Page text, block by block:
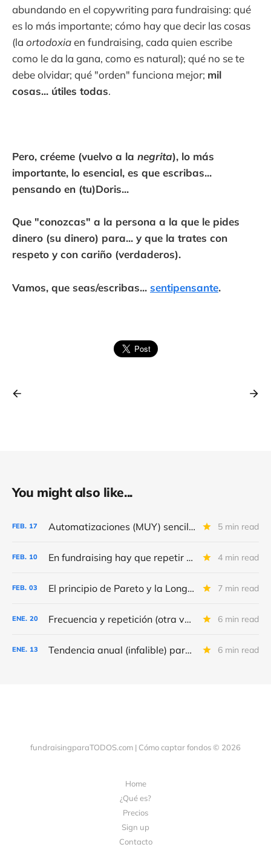
abundando en el copywriting para fundraising: qué
es lo más importante; cómo hay que decir las cosas
(la ortodoxiaen fundraising, cada quien escribe
como le da la gana, como es natural); qué no se te
debe olvidar; qué "orden" funciona mejor; mil
cosas... útiles todas.
Pero, créeme (vuelvo a la negrita), lo más
importante, lo esencial, es que escribas...
pensando en (tu)Doris...
Que "conozcas" a la persona a la que le pides
dinero (su dinero) para... y que la trates con
respeto y con cariño (verdaderos).
Vamos, que seas/escribas... sentipensante.
You might also like...
FEB. 17 Automatizaciones (MUY) sencillas para conseguir (MÁS) “leads” y donativos 5 min read
FEB. 10 En fundraising hay que repetir y repetir, como en el día de la marmota 4 min read
FEB. 03 El principio de Pareto y la Long Tail 7 min read
ENE. 20 Frecuencia y repetición (otra vez) de los correos de fundraising 6 min read
ENE. 13 Tendencia anual (infalible) para 2026 6 min read
fundraisingparaTODOS.com | Cómo captar fondos © 2026
Home
¿Qué es?
Precios
Sign up
Contacto